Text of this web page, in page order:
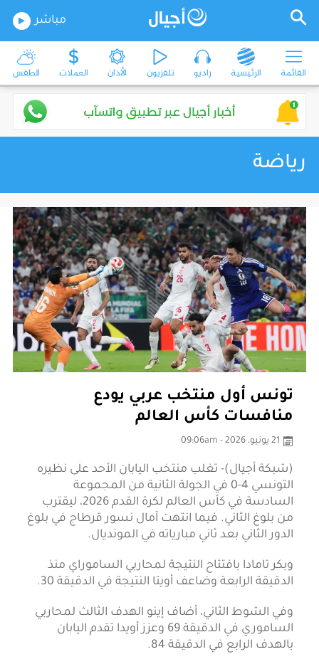
مباشر
القائمة الرئيسية راديو تلفزيون الأذان العملات الطقس
رياضة
تونس أول منتخب عربي يودع
منافسات كأس العالم
21 يونيو، 2026 - 09:06am
(شبكة أجيال)- تغلب منتخب اليابان الأحد على نظيره
التونسي 4-0 في الجولة الثانية من المجموعة
السادسة في كأس العالم لكرة القدم 2026، ليقترب
من بلوغ الثاني. فيما انتهت آمال نسور قرطاج في بلوغ
الدور الثاني بعد ثاني مبارياته في المونديال.
وبكر تامادا بافتتاح النتيجة لمحاربي الساموراي منذ
الدقيقة الرابعة وضاعف أويتا النتيجة في الدقيقة 30.
وفي الشوط الثاني، أضاف إينو الهدف الثالث لمحاربي
الساموري في الدقيقة 69 وعزز أويدا تقدم اليابان
بالهدف الرابع في الدقيقة 84.